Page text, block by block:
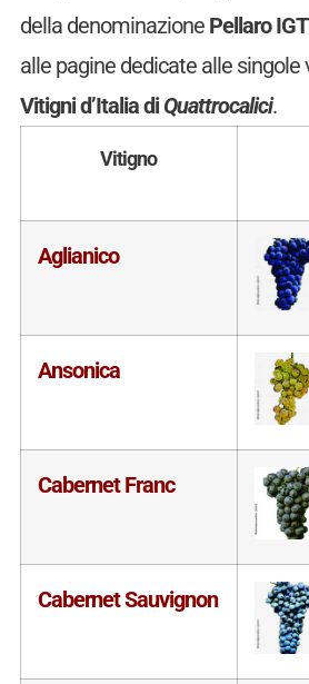
della denominazione Pellaro IGT
alle pagine dedicate alle singole
Vitigni d’Italia diQuattrocalici.
Vitigno
Aglianico
Ansonica
Cabernet Franc
Cabernet Sauvignon